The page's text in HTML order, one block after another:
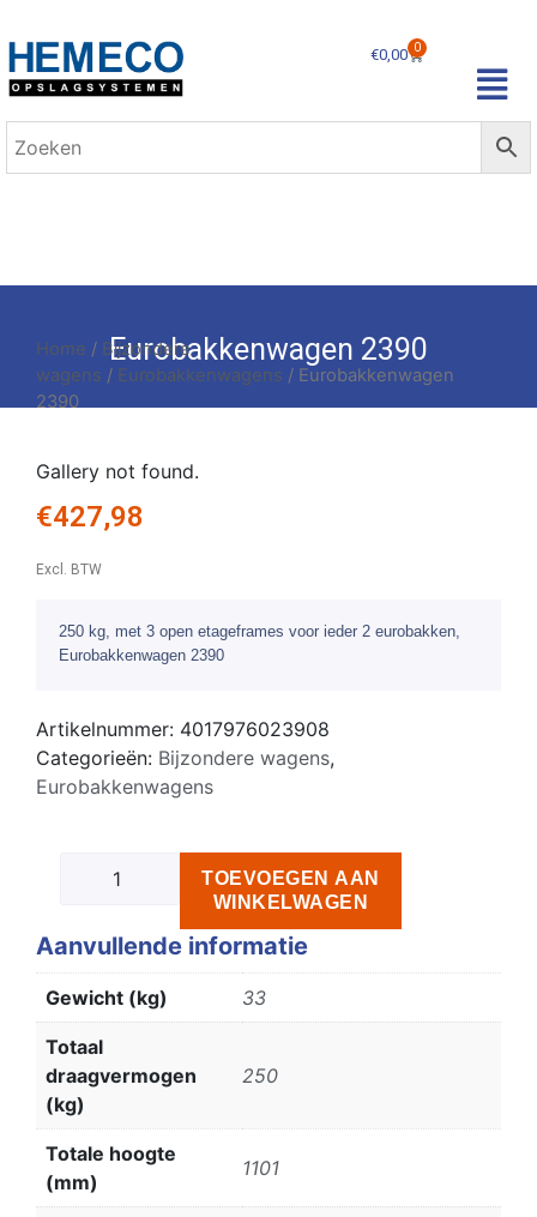
€0,00 0
Eurobakkenwagen 2390
Home / Bijzondere
wagens / Eurobakkenwagens / Eurobakkenwagen
2390
Gallery not found.
€427,98
Excl. BTW
250 kg, met 3 open etageframes voor ieder 2 eurobakken,
Eurobakkenwagen 2390
Artikelnummer: 4017976023908
Categorieën: Bijzondere wagens,
Eurobakkenwagens
TOEVOEGEN AAN
WINKELWAGEN
Aanvullende informatie
Gewicht (kg) 33
Totaal
draagvermogen
(kg)
250
Totale hoogte
(mm)
1101